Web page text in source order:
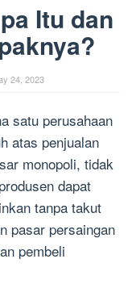
Itu dan
24, 2023
satu perusahaan
atas penjualan
monopoli, tidak
dapat
tanpa takut
pasar persaingan
pembeli